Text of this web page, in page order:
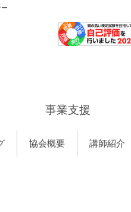
事業支援
協会概要 講師紹介